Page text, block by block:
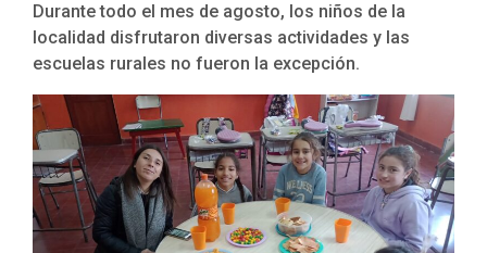
Durante todo el mes de agosto, los niños de la
localidad disfrutaron diversas actividades y las
escuelas rurales no fueron la excepción.